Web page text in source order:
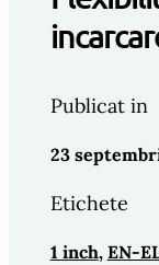
Publicat in
23
Etichete
1 inch, EN-